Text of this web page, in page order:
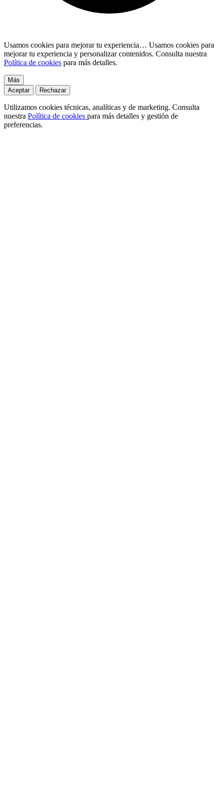
Usamos cookies para mejorar tu experiencia… Usamos cookies para
mejorar tu experiencia y personalizar contenidos. Consulta nuestra
Política de cookies para más detalles.
Más
Aceptar
Rechazar
Utilizamos cookies técnicas, analíticas y de marketing. Consulta
nuestra Política de cookies para más detalles y gestión de
preferencias.